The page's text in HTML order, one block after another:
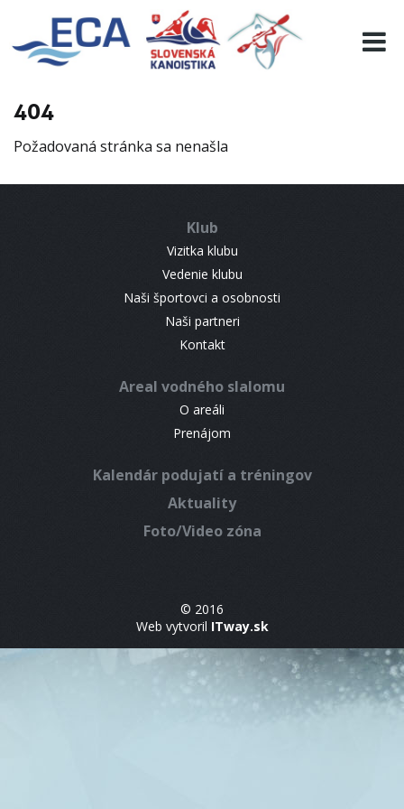
404
Požadovaná stránka sa nenašla
Klub
Vizitka klubu
Vedenie klubu
Naši športovci a osobnosti
Naši partneri
Kontakt
Areal vodného slalomu
O areáli
Prenájom
Kalendár podujatí a tréningov
Aktuality
Foto/Video zóna
© 2016
Web vytvoril ITway.sk
EURO 19
INFO
RESULTS
CONTACT